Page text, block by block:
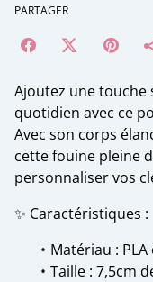
PARTAGER
Ajoutez une touche
quotidien avec ce
Avec son corps
cette fouine pleine
personnaliser vos
✨ Caractéristiques :
Matériau :
Taille : 7,5cm